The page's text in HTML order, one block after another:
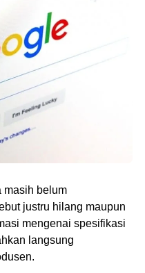
masih belum
justru hilang maupun
mengenai spesifikasi
langsung